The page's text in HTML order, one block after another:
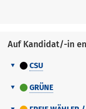
Auf Kandidat/-in
CSU
Kandidat/-
entfallende
Name, Vorname
GRÜNE